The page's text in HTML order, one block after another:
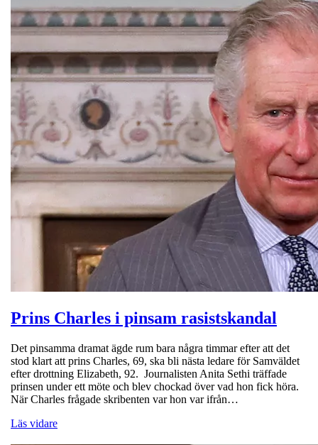
Prins Charles i pinsam rasistskandal
Det pinsamma dramat ägde rum bara några timmar efter att det
stod klart att prins Charles, 69, ska bli nästa ledare för Samväldet
efter drottning Elizabeth, 92. Journalisten Anita Sethi träffade
prinsen under ett möte och blev chockad över vad hon fick höra.
När Charles frågade skribenten var hon var ifrån…
Läs vidare